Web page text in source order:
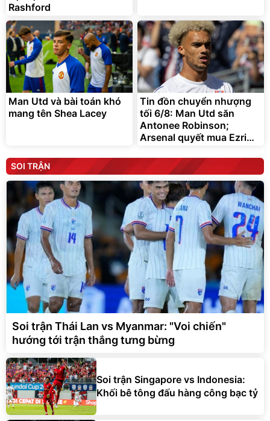
Rashford
Man Utd và bài toán khó
mang tên Shea Lacey
Tin đồn chuyển nhượng
tối 6/8: Man Utd săn
Antonee Robinson;
Arsenal quyết mua Ezri
SOI TRẬN
Soi trận Thái Lan vs Myanmar: "Voi chiến"
hướng tới trận thắng tưng bừng
Soi trận Singapore vs Indonesia:
Khối bê tông đấu hàng công bạc tỷ